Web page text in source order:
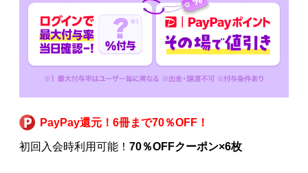
PayPay還元！6冊まで70％OFF！
初回入会時利用可能！ 70％OFFクーポン×6枚